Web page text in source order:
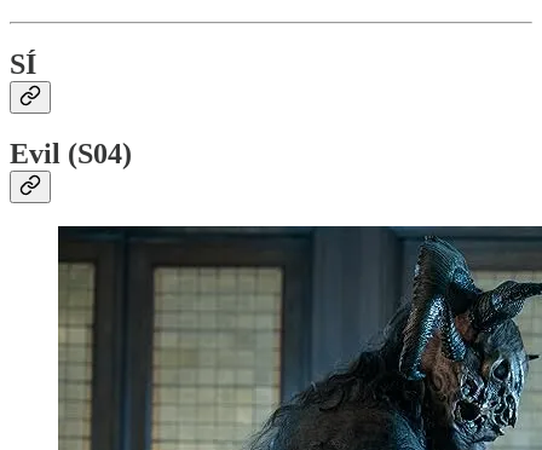
SÍ
Evil (S04)